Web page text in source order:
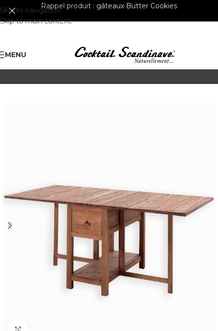
Skip to navigation
Skip to main content
Rappel produit : gâteaux Butter Cookies
MENU